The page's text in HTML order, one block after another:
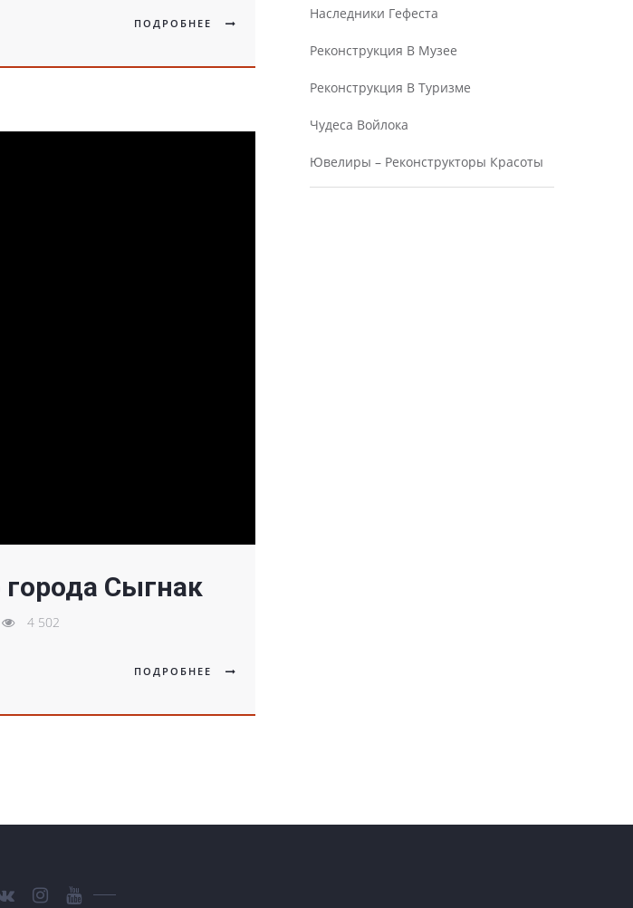
ПОДРОБНЕЕ
города Сыгнак
4 502
ПОДРОБНЕЕ
Наследники Гефеста
Реконструкция В Музее
Реконструкция В Туризме
Чудеса Войлока
Ювелиры – Реконструкторы Красоты